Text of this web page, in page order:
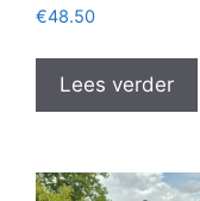
€48.50
Lees verder